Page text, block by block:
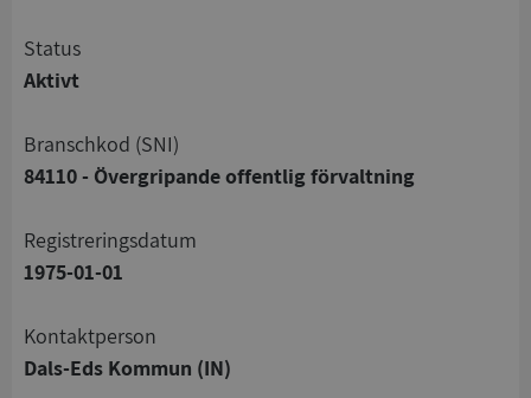
status
Aktivt
branschkod (SNI)
84110 - Övergripande offentlig förvaltning
registreringsdatum
1975-01-01
Kontaktperson
Dals-Eds Kommun (IN)